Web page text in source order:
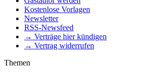
Kostenlose Vorlagen
Newsletter
RSS-Newsfeed
→ Verträge hier kündigen
→ Vertrag widerrufen
Themen